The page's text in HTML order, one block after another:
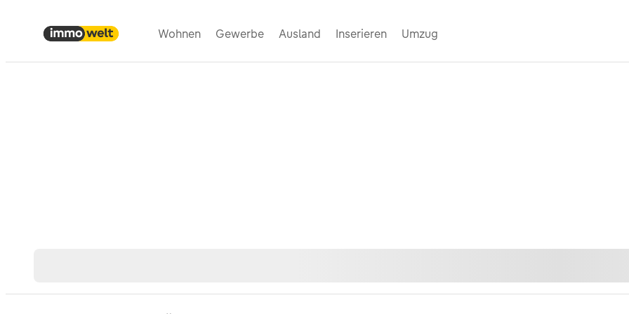
Wohnen Gewerbe Ausland Inserieren Umzug